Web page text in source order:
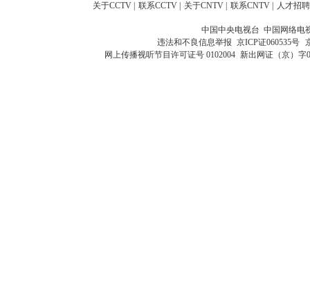
关于CCTV 联系CCTV 关于CNTV 联系CNTV 人才招聘
中国中央电视台 中国网络电
违法和不良信息举报 京ICP证060535号
网上传播视听节目许可证号 0102004 新出网证（京）